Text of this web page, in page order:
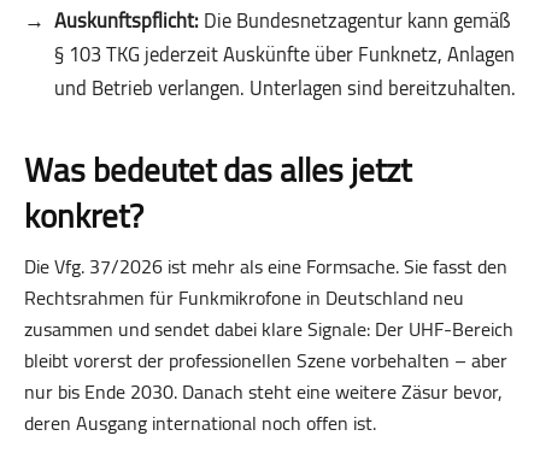
Auskunftspflicht:Die Bundesnetzagentur kann gemäß
§ 103 TKG jederzeit Auskünfte über Funknetz, Anlagen
und Betrieb verlangen. Unterlagen sind bereitzuhalten.
Was bedeutet das alles jetzt
konkret?
Die Vfg. 37/2026 ist mehr als eine Formsache. Sie fasst den
Rechtsrahmen für Funkmikrofone in Deutschland neu
zusammen und sendet dabei klare Signale: Der UHF-Bereich
bleibt vorerst der professionellen Szene vorbehalten – aber
nur bis Ende 2030. Danach steht eine weitere Zäsur bevor,
deren Ausgang international noch offen ist.